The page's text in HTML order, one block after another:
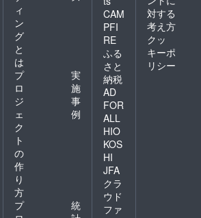
ィ
ン
グ
と
は
プ
ロ
ジ
ェ
ク
ト
の
作
り
方
実
施
事
例
プ
統
CAM
PFI
RE
ふる
さと
納税
AD
FOR
ALL
HIO
KOS
HI
JFA
クラ
ウド
ファ
対する
考え方
クッ
キーポ
リシー